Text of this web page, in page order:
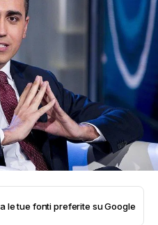
le tue fonti preferite su Google